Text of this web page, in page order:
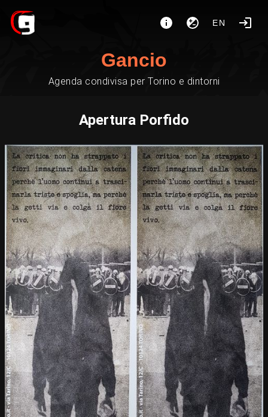
EN
Gancio
Agenda condivisa per Torino e dintorni
Apertura Porfido